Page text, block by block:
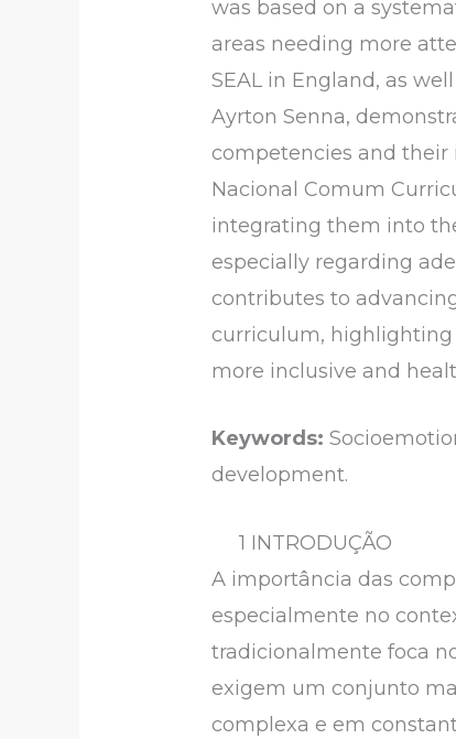
was based on a
areas needing more
SEAL in England, as
Ayrton Senna,
competencies and their
Nacional Comum
integrating them into
especially regarding
contributes to
curriculum,
more inclusive and
Keywords:
development.
1 INTRODUÇÃO
A importância das
especialmente no
tradicionalmente foca
exigem um conjunto
complexa e em